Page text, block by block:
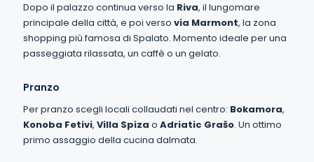
Dopo il palazzo continua verso la Riva, il lungomare
principale della città, e poi verso via Marmont, la zona
shopping più famosa di Spalato. Momento ideale per una
passeggiata rilassata, un caffè o un gelato.
Pranzo
Per pranzo scegli locali collaudati nel centro: Bokamora,
Konoba Fetivi, Villa Spiza o Adriatic Grašo. Un ottimo
primo assaggio della cucina dalmata.